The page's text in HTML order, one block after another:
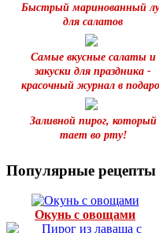
Быстрый маринованный
для салатов
Самые вкусные салаты и
закуски для праздника -
красочный журнал в
Заливной пирог, который
тает во рту!
Популярные рецепты
Окунь с овощами